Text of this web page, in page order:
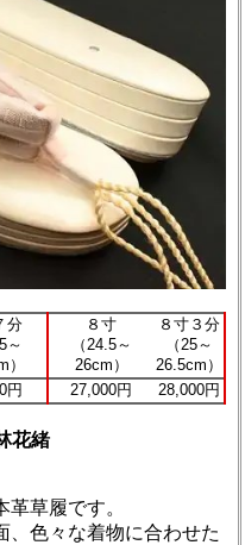
分
～
）
８寸
（24.5～
26cm）
８寸３分
（25～
26.5cm）
円 27,000円 28,000円
花緒
草履です。
、色々な着物に合わせた